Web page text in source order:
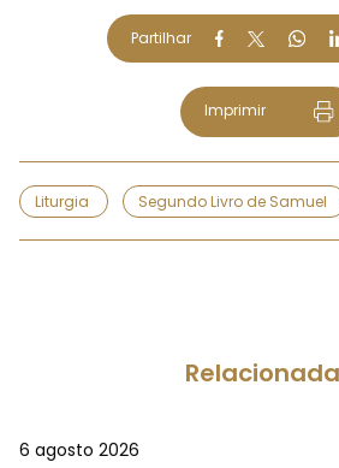
Partilhar
Imprimir
Liturgia Segundo Livro de Samuel
6 agosto 2026